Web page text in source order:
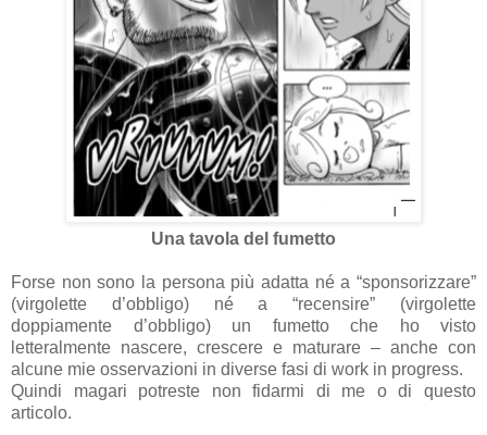
Una tavola del fumetto
Forse non sono la persona più adatta né a “sponsorizzare”
(virgolette d’obbligo) né a “recensire” (virgolette
doppiamente d’obbligo) un fumetto che ho visto
letteralmente nascere, crescere e maturare – anche con
alcune mie osservazioni in diverse fasi di work in progress.
Quindi magari potreste non fidarmi di me o di questo
articolo.